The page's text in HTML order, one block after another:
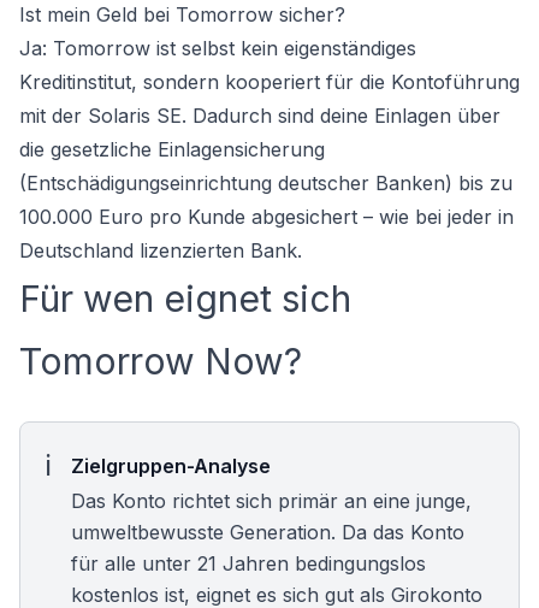
Ist mein Geld bei Tomorrow sicher?
Ja: Tomorrow ist selbst kein eigenständiges
Kreditinstitut, sondern kooperiert für die Kontoführung
mit der Solaris SE. Dadurch sind deine Einlagen über
die gesetzliche Einlagensicherung
(Entschädigungseinrichtung deutscher Banken) bis zu
100.000 Euro pro Kunde abgesichert – wie bei jeder in
Deutschland lizenzierten Bank.
Für wen eignet sich
Tomorrow Now?
Zielgruppen-Analyse
Das Konto richtet sich primär an eine junge,
umweltbewusste Generation. Da das Konto
für alle unter 21 Jahren bedingungslos
kostenlos ist, eignet es sich gut als Girokonto